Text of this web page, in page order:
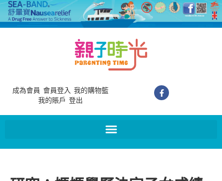
成為會員 會員登入 我的購物籃
我的賬戶 登出